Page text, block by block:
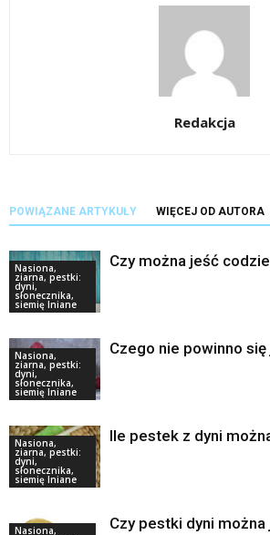
Redakcja
POWIĄZANE ARTYKUŁY WIĘCEJ OD AUTORA
Nasiona,
ziarna, pestki:
dyni,
słonecznika,
siemię lniane
Czy można jeść
Nasiona,
ziarna, pestki:
dyni,
słonecznika,
siemię lniane
Czego nie powinno
Nasiona,
ziarna, pestki:
dyni,
słonecznika,
siemię lniane
Ile pestek z dyni
Nasiona, Czy pestki dyni można